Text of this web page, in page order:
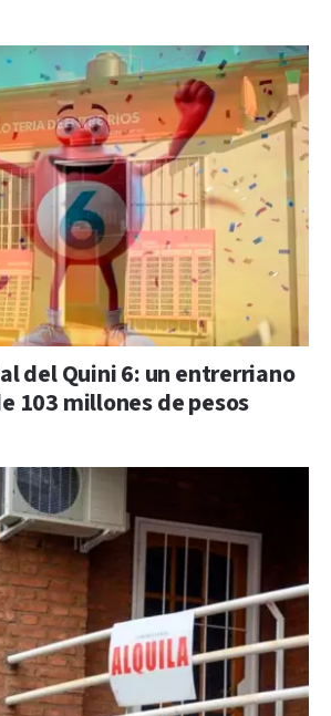
del Quini 6: un entrerriano
103 millones de pesos